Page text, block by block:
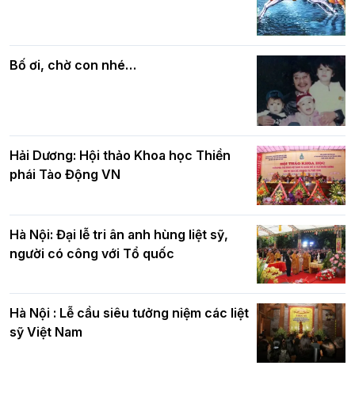
nhân mùa Phật đản PL.2570
Phật giáo chính tín Phần 7: Luật nhân
quả
Bố ơi, chờ con nhé…
Hải Dương: Hội thảo Khoa học Thiền
phái Tào Động VN
Hà Nội: Đại lễ tri ân anh hùng liệt sỹ,
người có công với Tổ quốc
Hà Nội : Lễ cầu siêu tưởng niệm các liệt
sỹ Việt Nam